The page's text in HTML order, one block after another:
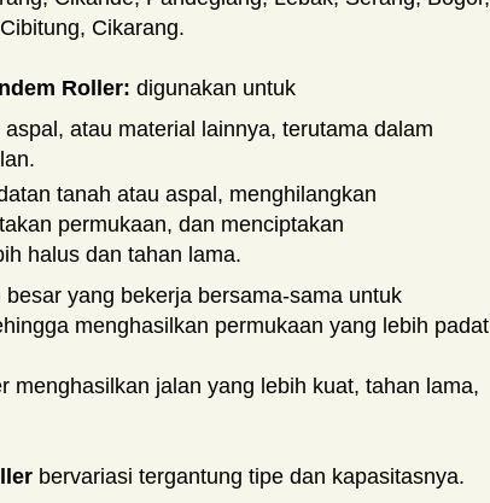
Cikarang.
Roller: digunakan untuk
atau material lainnya, terutama dalam
tanah atau aspal, menghilangkan
permukaan, dan menciptakan
halus dan tahan lama.
yang bekerja bersama-sama untuk
menghasilkan permukaan yang lebih padat
menghasilkan jalan yang lebih kuat, tahan lama,
bervariasi tergantung tipe dan kapasitasnya.